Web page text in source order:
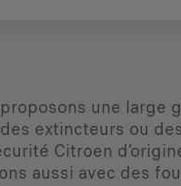
une large
extincteurs ou
Citroen
aussi avec des